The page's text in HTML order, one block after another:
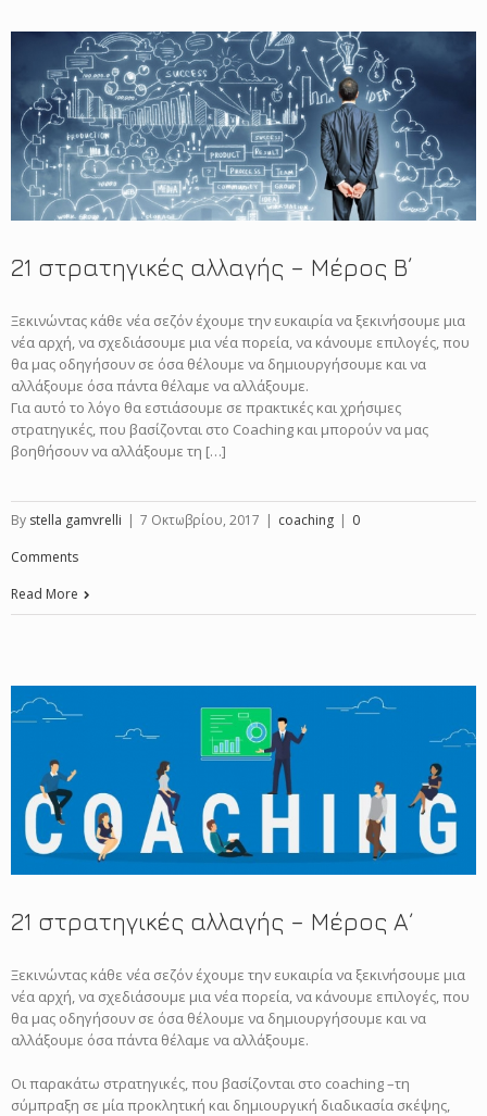
21 στρατηγικές αλλαγής – Μέρος B΄
Ξεκινώντας κάθε νέα σεζόν έχουμε την ευκαιρία να ξεκινήσουμε μια
νέα αρχή, να σχεδιάσουμε μια νέα πορεία, να κάνουμε επιλογές, που
θα μας οδηγήσουν σε όσα θέλουμε να δημιουργήσουμε και να
αλλάξουμε όσα πάντα θέλαμε να αλλάξουμε.
Για αυτό το λόγο θα εστιάσουμε σε πρακτικές και χρήσιμες
στρατηγικές, που βασίζονται στο Coaching και μπορούν να μας
βοηθήσουν να αλλάξουμε τη […]
By stella gamvrelli | 7 Οκτωβρίου, 2017 | coaching | 0
Comments
Read More
21 στρατηγικές αλλαγής – Μέρος Α΄
Ξεκινώντας κάθε νέα σεζόν έχουμε την ευκαιρία να ξεκινήσουμε μια
νέα αρχή, να σχεδιάσουμε μια νέα πορεία, να κάνουμε επιλογές, που
θα μας οδηγήσουν σε όσα θέλουμε να δημιουργήσουμε και να
αλλάξουμε όσα πάντα θέλαμε να αλλάξουμε.
Οι παρακάτω στρατηγικές, που βασίζονται στο coaching –τη
σύμπραξη σε μία προκλητική και δημιουργική διαδικασία σκέψης,